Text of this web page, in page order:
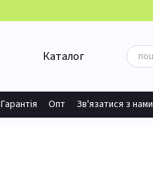
Каталог
Гарантія Опт Зв'язатися з нами